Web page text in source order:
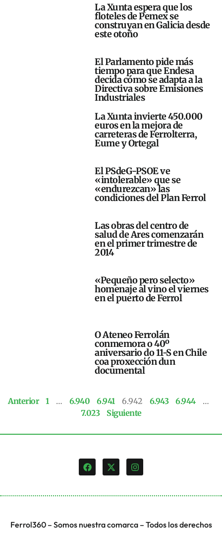
La Xunta espera que los
floteles de Pemex se
construyan en Galicia desde
este otoño
El Parlamento pide más
tiempo para que Endesa
decida cómo se adapta a la
Directiva sobre Emisiones
Industriales
La Xunta invierte 450.000
euros en la mejora de
carreteras de Ferrolterra,
Eume y Ortegal
El PSdeG-PSOE ve
«intolerable» que se
«endurezcan» las
condiciones del Plan Ferrol
Las obras del centro de
salud de Ares comenzarán
en el primer trimestre de
2014
«Pequeño pero selecto»
homenaje al vino el viernes
en el puerto de Ferrol
O Ateneo Ferrolán
conmemora o 40º
aniversario do 11-S en Chile
coa proxección dun
documental
Anterior 1 … 6.940 6.941 6.942 6.943 6.944
…
7.023
Siguiente
Ferrol360 – Somos nuestra comarca – Todos los derechos